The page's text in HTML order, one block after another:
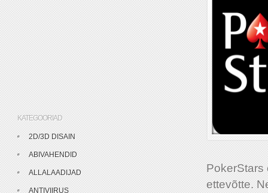
PokerStars
ettevõtte.
KATEGOORIAD
2D/3D DISAIN
ABIVAHENDID
ALLALAADIJAD
ANTIVIIRUS